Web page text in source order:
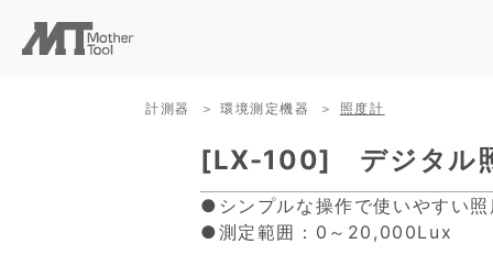
計測器 環境測定機器 照度計
[LX-100] デジタル
●シンプルな操作で使いやすい
●測定範囲：0～20,000Lux